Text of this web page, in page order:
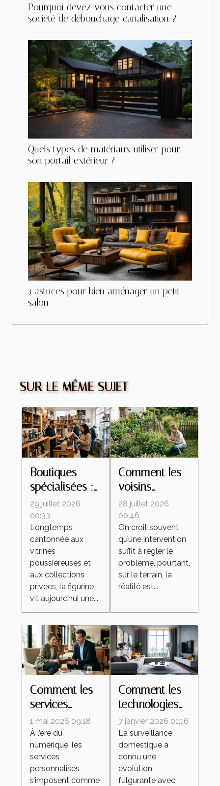
Pourquoi devez-vous contacter une
société de débouchage canalisation ?
Quels types de matériaux utiliser pour
son portail extérieur ?
3 astuces pour bien aménager un petit
salon
SUR LE MÊME SUJET
Boutiques
spécialisées :
ces lieux
d’échanges
qui
transforment la
culture de la
figurine
29 juillet 2026
00:33
Longtemps
cantonnée aux
vitrines
poussiéreuses et
aux collections
privées, la figurine
vit aujourd’hui une...
Comment les
voisins
influencent le
retour des
insectes
malgré une
intervention
locale
28 juillet 2026
00:46
On croit souvent
qu’une intervention
suffit à régler le
problème, pourtant,
sur le terrain, la
réalité est...
Comment les
services
personnalisés
redéfinissent
les attentes
dans l'industrie
1 mai 2026 09:18
À l’ère du
numérique, les
services
personnalisés
s’imposent comme
Comment les
technologies
de caméras
espion
transforment la
surveillance
domestique ?
7 janvier 2026 01:16
La surveillance
domestique a
connu une
évolution
fulgurante avec